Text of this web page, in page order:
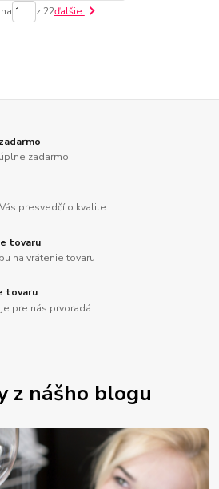
z 22ďalšie
zadarmo
presvedčí o kvalite
tovaru
na vrátenie tovaru
tovaru
pre nás prvoradá
z nášho blogu